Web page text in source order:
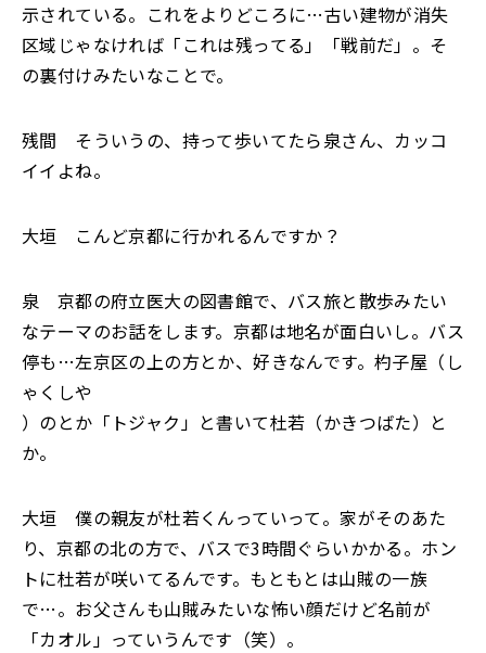
示されている。これをよりどころに…古い建物が消失
区域じゃなければ「これは残ってる」「戦前だ」。そ
の裏付けみたいなことで。
残間 そういうの、持って歩いてたら泉さん、カッコ
イイよね。
大垣 こんど京都に行かれるんですか？
泉 京都の府立医大の図書館で、バス旅と散歩みたい
なテーマのお話をします。京都は地名が面白いし。バス
停も…左京区の上の方とか、好きなんです。杓子屋（し
ゃくしや
）のとか「トジャク」と書いて杜若（かきつばた）と
か。
大垣 僕の親友が杜若くんっていって。家がそのあた
り、京都の北の方で、バスで3時間ぐらいかかる。ホン
トに杜若が咲いてるんです。もともとは山賊の一族
で…。お父さんも山賊みたいな怖い顔だけど名前が
「カオル」っていうんです（笑）。